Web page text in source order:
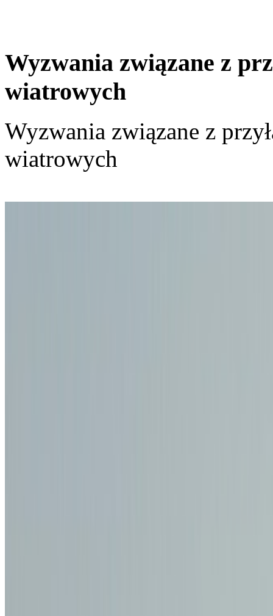
Wyzwania związane z
wiatrowych
Wyzwania związane z
wiatrowych